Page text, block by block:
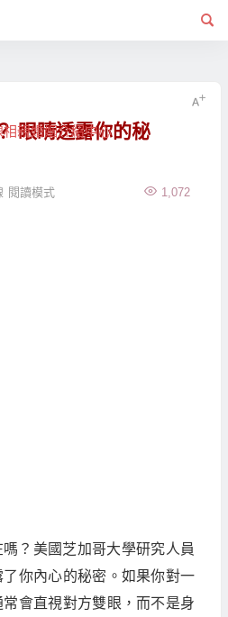
相親婚姻介紹中心
眼睛透露你的秘
1,072
閱讀模式
？美國芝加哥大學研究人員
你內心的秘密。如果你對一
會直視對方雙眼，而不是身